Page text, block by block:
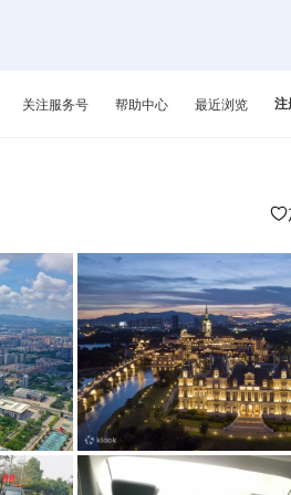
关注服务号 帮助中心 最近浏览 注